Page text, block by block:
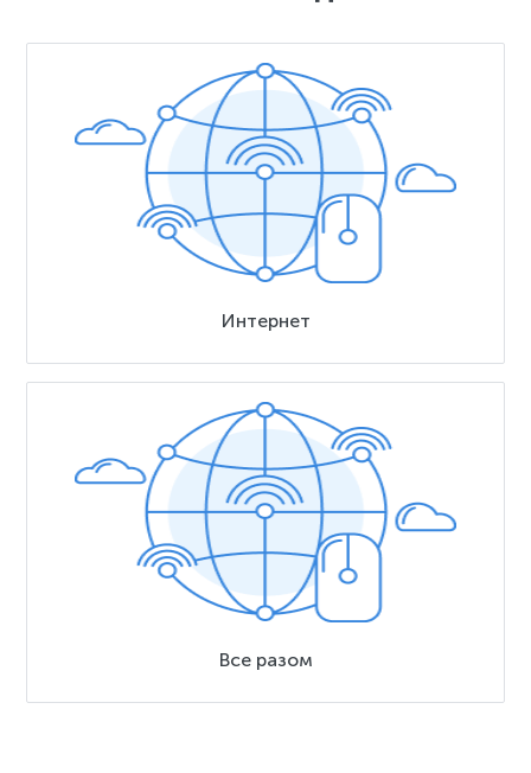
Интернет
Все разом